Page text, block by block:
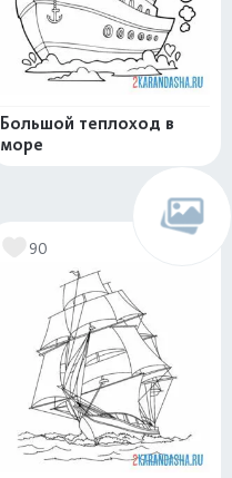
Большой теплоход в
море
90